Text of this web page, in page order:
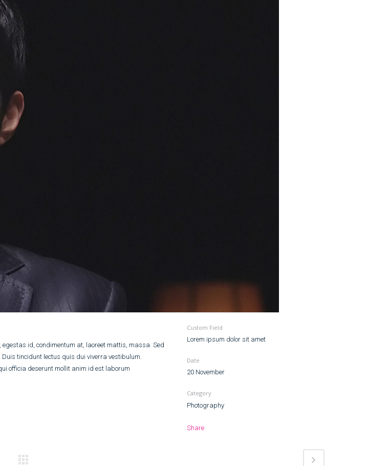
id, condimentum at, laoreet mattis, massa. Sed
tincidunt lectus quis dui viverra vestibulum.
officia deserunt mollit anim id est laborum
Custom Field
Lorem ipsum dolor sit amet
Date
20 November
Category
Photography
Share